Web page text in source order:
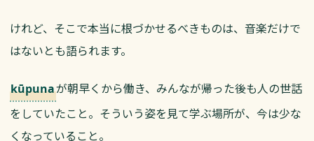
けれど、そこで本当に根づかせるべきものは、音楽だけで
はないとも語られます。
kūpunaが朝早くから働き、みんなが帰った後も人の世話
をしていたこと。そういう姿を見て学ぶ場所が、今は少な
くなっていること。